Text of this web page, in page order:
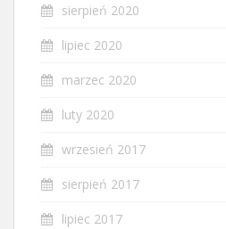
sierpień 2020
lipiec 2020
marzec 2020
luty 2020
wrzesień 2017
sierpień 2017
lipiec 2017